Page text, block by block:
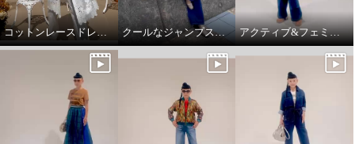
コットンレースドレスコート クールなジャンプスーツ‼️ アクティブ&フェミニンスタイリング